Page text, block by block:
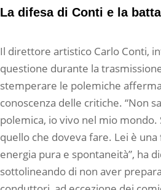
La difesa di Conti e la
Il direttore artistico Carlo Conti,
questione durante la
stemperare le polemiche
conoscenza delle critiche. “Non
polemica, io vivo nel mio
quello che doveva fare. Lei è una
energia pura e spontaneità”, ha
sottolineando di non aver